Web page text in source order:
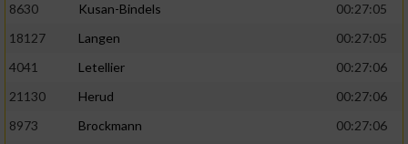
8630
Kusan-Bindels
00:27:05
18127
Langen
00:27:05
4041
Letellier
00:27:06
21130
Herud
00:27:06
8973
Brockmann
00:27:06